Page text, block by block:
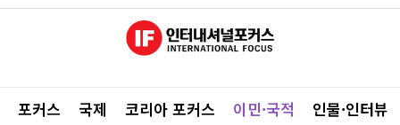
포커스 국제 코리아 포커스 이민·국적 인물·인터뷰